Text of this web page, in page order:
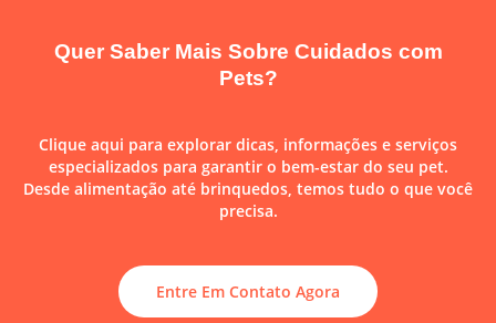
Quer Saber Mais Sobre Cuidados com
Pets?
Clique aqui para explorar dicas, informações e serviços
especializados para garantir o bem-estar do seu pet.
Desde alimentação até brinquedos, temos tudo o que você
precisa.
Entre Em Contato Agora